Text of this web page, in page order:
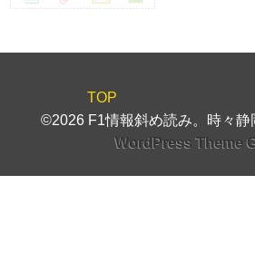
TOP
©2026 F1情報斜め読み。時々静
WordPress Theme